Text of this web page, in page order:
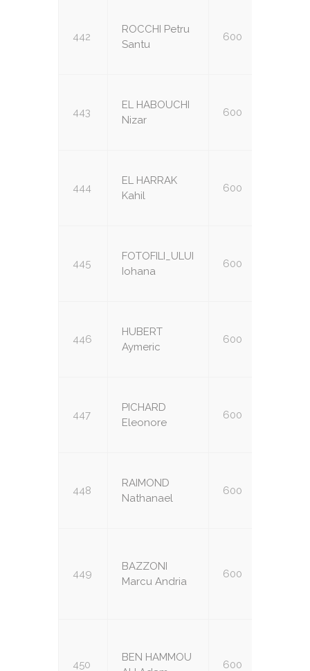
442
ROCCHI Petru
Santu
600
443
EL HABOUCHI
Nizar
600
444
EL HARRAK
Kahil
600
445
FOTOFILI_ULUI
Iohana
600
446
HUBERT
Aymeric
600
447
PICHARD
Eleonore
600
448
RAIMOND
Nathanael
600
449
BAZZONI
Marcu Andria
600
450
BEN HAMMOU
600